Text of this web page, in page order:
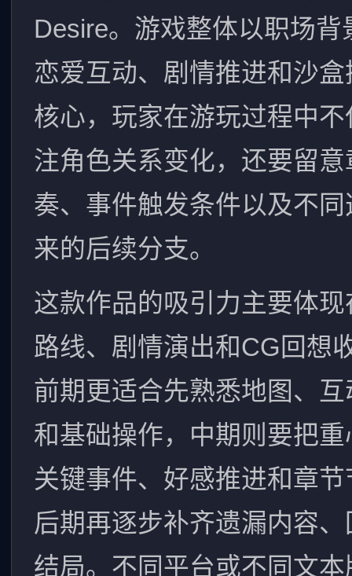
Desire。游戏整体以职场背
恋爱互动、剧情推进和沙
核心，玩家在游玩过程中
注角色关系变化，还要留
奏、事件触发条件以及不
来的后续分支。
这款作品的吸引力主要体
路线、剧情演出和CG回想
前期更适合先熟悉地图、
和基础操作，中期则要把
关键事件、好感推进和章
后期再逐步补齐遗漏内容
结局。不同平台或不同文